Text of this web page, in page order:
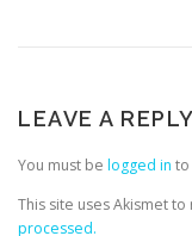
LEAVE A REPLY
You must be logged in to
This site uses Akismet
processed.